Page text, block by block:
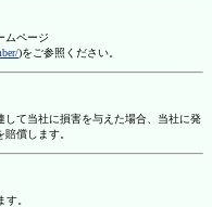
ムページ
)をご参照ください。
て当社に損害を与えた場合、当社に発
償します。
。